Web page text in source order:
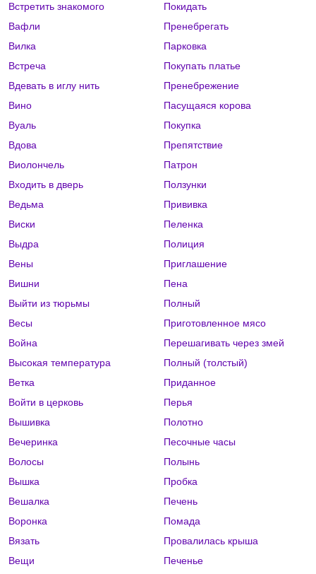
Встретить знакомого
Вафли
Вилка
Встреча
Вдевать в иглу нить
Вино
Вуаль
Вдова
Виолончель
Входить в дверь
Ведьма
Виски
Выдра
Вены
Вишни
Выйти из тюрьмы
Весы
Война
Высокая температура
Ветка
Войти в церковь
Вышивка
Вечеринка
Волосы
Вышка
Вешалка
Воронка
Вязать
Вещи
Покидать
Пренебрегать
Парковка
Покупать платье
Пренебрежение
Пасущаяся корова
Покупка
Препятствие
Патрон
Ползунки
Прививка
Пеленка
Полиция
Приглашение
Пена
Полный
Приготовленное мясо
Перешагивать через змей
Полный (толстый)
Приданное
Перья
Полотно
Песочные часы
Полынь
Пробка
Печень
Помада
Провалилась крыша
Печенье